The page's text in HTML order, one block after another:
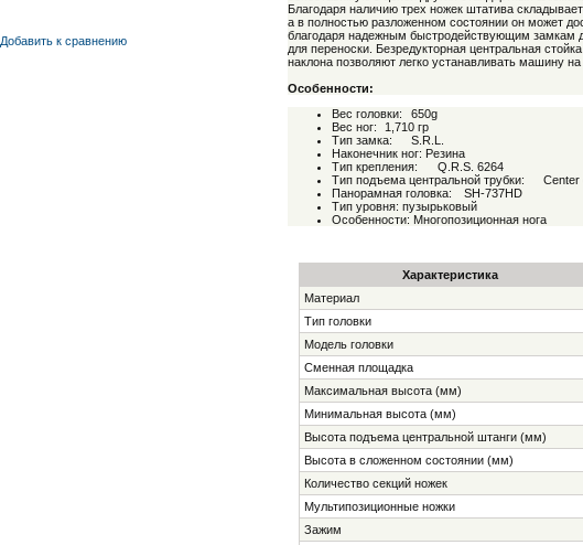
Добавить к cравнению
Благодаря наличию трех ножек штатива
а в полностью разложенном состоянии он может
благодаря надежным быстродействующим замкам
для переноски. Безредукторная центральная
наклона позволяют легко устанавливать машину
Особенности:
Вес головки:
650g
Вес ног:
1,710 гр
Тип замка:
S.R.L.
Наконечник ног: Резина
Тип крепления:
Q.R.S. 6264
Тип подъема центральной трубки:
Center
Панорамная головка:
SH-737HD
Тип уровня: пузырьковый
Особенности: Многопозиционная нога
Характеристика
Материал
Тип головки
Модель головки
Сменная площадка
Максимальная высота (мм)
Минимальная высота (мм)
Высота подъема центральной штанги (мм)
Высота в сложенном состоянии (мм)
Количество секций ножек
Мультипозиционные ножки
Зажим